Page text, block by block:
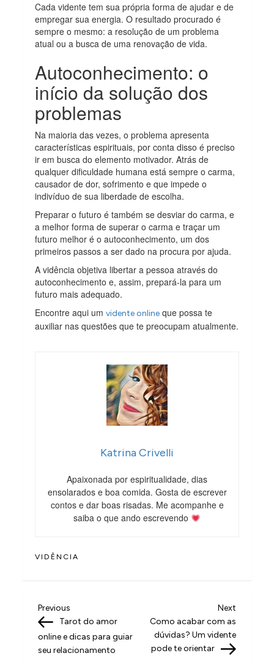
Cada vidente tem sua própria forma de ajudar e de
empregar sua energia. O resultado procurado é
sempre o mesmo: a resolução de um problema
atual ou a busca de uma renovação de vida.
Autoconhecimento: o
início da solução dos
problemas
Na maioria das vezes, o problema apresenta
características espirituais, por conta disso é preciso
ir em busca do elemento motivador. Atrás de
qualquer dificuldade humana está sempre o carma,
causador de dor, sofrimento e que impede o
indivíduo de sua liberdade de escolha.
Preparar o futuro é também se desviar do carma, e
a melhor forma de superar o carma e traçar um
futuro melhor é o autoconhecimento, um dos
primeiros passos a ser dado na procura por ajuda.
A vidência objetiva libertar a pessoa através do
autoconhecimento e, assim, prepará-la para um
futuro mais adequado.
Encontre aqui umvidente online que possa te
auxiliar nas questões que te preocupam atualmente.
Katrina Crivelli
Apaixonada por espiritualidade, dias
ensolarados e boa comida. Gosta de escrever
contos e dar boas risadas. Me acompanhe e
saiba o que ando escrevendo
VIDÊNCIA
N
a
v
Previous
Post
Previous
Tarot do amor
online e dicas para guiar
seu relacionamento
Next
Post
Next
Como acabar com as
dúvidas? Um vidente
pode te orientar